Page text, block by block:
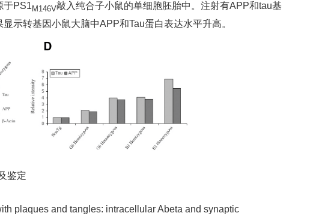
于PS1 M146V敲入纯合子小鼠的单细胞胚胎中。注射有APP和tau基
示转基因小鼠大脑中APP和Tau蛋白表达水平升高。
鉴定
plaques and tangles: intracellular Abeta and synaptic